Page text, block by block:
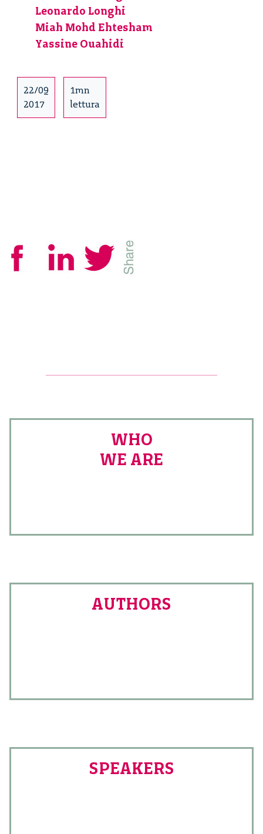
incontrano
–
Leonardo Longhi
Miah Mohd Ehtesham
Yassine Ouahidi
22/09
2017
1mn
lettura
WHO
WE ARE
AUTHORS
SPEAKERS